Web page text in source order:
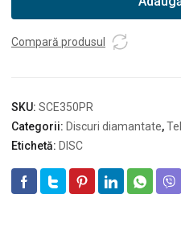
350
Compară produsul
SKU: SCE350PR
Categorii: Discuri diamantate,
Etichetă: DISC